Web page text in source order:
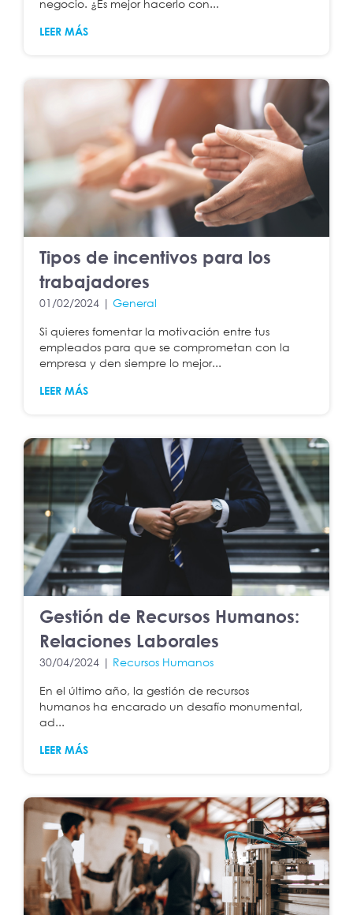
negocio. ¿Es mejor hacerlo con...
LEER MÁS
Tipos de incentivos para los
trabajadores
01/02/2024 | General
Si quieres fomentar la motivación entre tus
empleados para que se comprometan con la
empresa y den siempre lo mejor...
LEER MÁS
Gestión de Recursos Humanos:
Relaciones Laborales
30/04/2024 | Recursos Humanos
En el último año, la gestión de recursos
humanos ha encarado un desafío monumental,
ad...
LEER MÁS